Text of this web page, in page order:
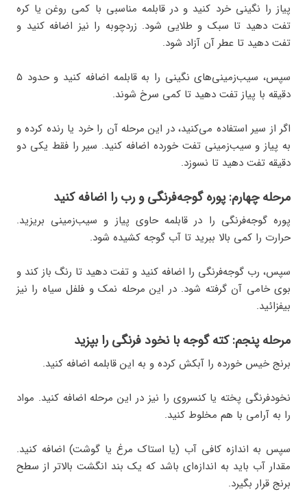
پیاز را نگینی خرد کنید و در قابلمه مناسبی با کمی روغن یا کره
تفت دهید تا سبک و طلایی شود. زردچوبه را نیز اضافه کنید و
تفت دهید تا عطر آن آزاد شود.
سپس، سیب‌زمینی‌های نگینی را به قابلمه اضافه کنید و حدود ۵
دقیقه با پیاز تفت دهید تا کمی سرخ شوند.
اگر از سیر استفاده می‌کنید، در این مرحله آن را خرد یا رنده کرده و
به پیاز و سیب‌زمینی تفت خورده اضافه کنید. سیر را فقط یکی دو
دقیقه تفت دهید تا نسوزد.
مرحله چهارم: پوره گوجه‌فرنگی و رب را اضافه کنید
پوره گوجه‌فرنگی را در قابلمه حاوی پیاز و سیب‌زمینی بریزید.
حرارت را کمی بالا ببرید تا آب گوجه کشیده شود.
سپس، رب گوجه‌فرنگی را اضافه کنید و تفت دهید تا رنگ باز کند و
بوی خامی آن گرفته شود. در این مرحله نمک و فلفل سیاه را نیز
بیفزائید.
مرحله پنجم: کته گوجه با نخود فرنگی را بپزید
برنج خیس خورده را آبکش کرده و به این قابلمه اضافه کنید.
نخودفرنگی پخته یا کنسروی را نیز در این مرحله اضافه کنید. مواد
را به آرامی با هم مخلوط کنید.
سپس به اندازه کافی آب (یا استاک مرغ یا گوشت) اضافه کنید.
مقدار آب باید به اندازه‌ای باشد که یک بند انگشت بالاتر از سطح
برنج قرار بگیرد.